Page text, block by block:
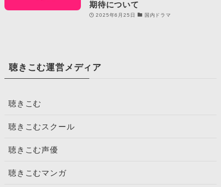
期待について
2025年6月25日 国内ドラマ
聴きこむ運営メディア
聴きこむ
聴きこむスクール
聴きこむ声優
聴きこむマンガ